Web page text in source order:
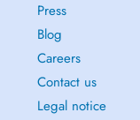
Press
Blog
Careers
Contact us
Legal notice